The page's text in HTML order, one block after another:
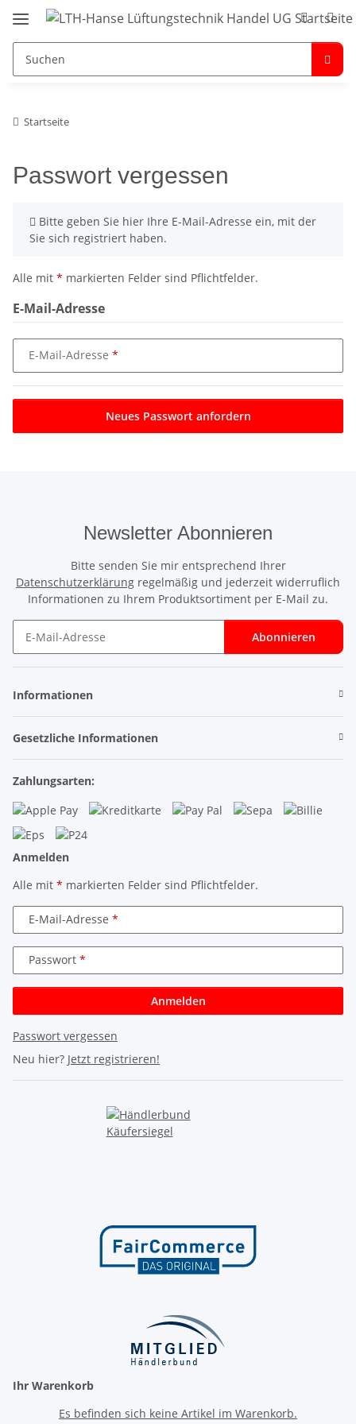
Startseite
Passwort vergessen
x Bitte geben Sie hier Ihre E-Mail-Adresse ein, mit der
Sie sich registriert haben.
Alle mit * markierten Felder sind Pflichtfelder.
E-Mail-Adresse
E-Mail-Adresse
Neues Passwort anfordern
Newsletter Abonnieren
Bitte senden Sie mir entsprechend Ihrer
Datenschutzerklärung regelmäßig und jederzeit widerruflich
Informationen zu Ihrem Produktsortiment per E-Mail zu.
Abonnieren
Informationen
Gesetzliche Informationen
Zahlungsarten:
Anmelden
Alle mit * markierten Felder sind Pflichtfelder.
E-Mail-Adresse
Passwort
Anmelden
Passwort vergessen
Neu hier? Jetzt registrieren!
Ihr Warenkorb
Es befinden sich keine Artikel im Warenkorb.